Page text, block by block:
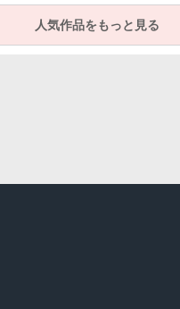
人気作品をもっと見る